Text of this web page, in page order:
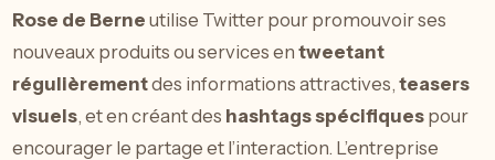
Rose de Berne utilise Twitter pour promouvoir ses
nouveaux produits ou services en tweetant
régulièrementdes informations attractives, teasers
visuels, et en créant des hashtags spécifiques pour
encourager le partage et l’interaction. L’entreprise